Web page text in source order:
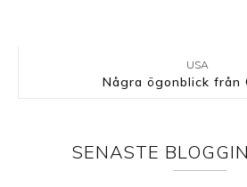
USA
Några ögonblick från
SENASTE